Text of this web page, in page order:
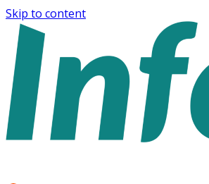
Skip to content